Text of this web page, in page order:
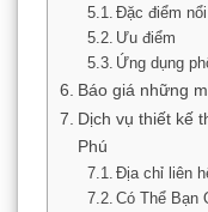
Đặc điểm
Ưu điểm
Ứng dụng
Báo giá những
Dịch vụ thiết kế
Phú
Địa chỉ liên
Có Thể Bạn